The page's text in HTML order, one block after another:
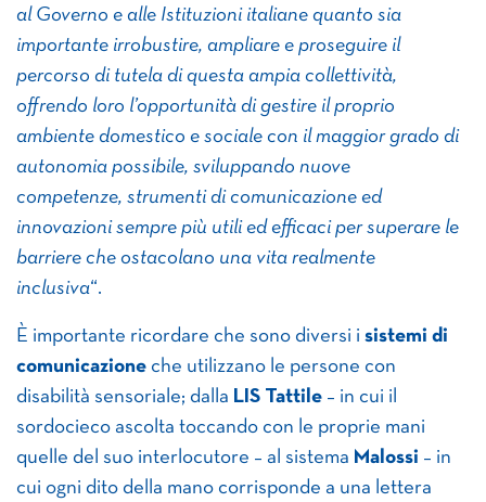
al Governo e alle Istituzioni italiane quanto sia
importante irrobustire, ampliare e proseguire il
percorso di tutela di questa ampia collettività,
offrendo loro l’opportunità di gestire il proprio
ambiente domestico e sociale con il maggior grado di
autonomia possibile, sviluppando nuove
competenze, strumenti di comunicazione ed
innovazioni sempre più utili ed efficaci per superare le
barriere che ostacolano una vita realmente
inclusiva“.
È importante ricordare che sono diversi i sistemi di
comunicazione che utilizzano le persone con
disabilità sensoriale; dalla LIS Tattile – in cui il
sordocieco ascolta toccando con le proprie mani
quelle del suo interlocutore – al sistema Malossi – in
cui ogni dito della mano corrisponde a una lettera